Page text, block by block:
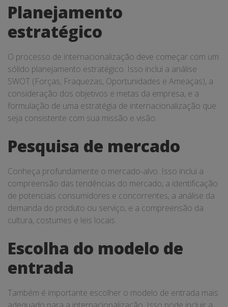
Planejamento
estratégico
O processo de internacionalização deve começar com um
sólido planejamento estratégico. Isso inclui a análise
SWOT (Forças, Fraquezas, Oportunidades e Ameaças), a
consideração dos objetivos e metas da empresa, e a
formulação de uma estratégia de internacionalização que
seja consistente com sua missão e visão.
Pesquisa de mercado
Conheça profundamente o mercado-alvo. Isso inclui a
compreensão das tendências do mercado, a identificação
de potenciais consumidores e concorrentes, a análise da
demanda do produto ou serviço, e a compreensão da
cultura, costumes e leis locais.
Escolha do modelo de
entrada
Também é importante escolher o modelo de entrada mais